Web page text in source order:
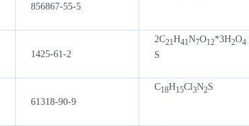
856867-55-5
1425-61-2
2C21H41N7O12*3H2O4
S
61318-90-9
C18H15Cl3N2S